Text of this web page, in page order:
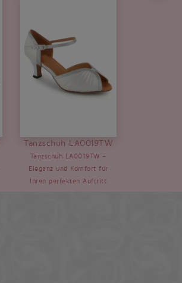
Tanzschuh LA0019TW
Tanzschuh LA0019TW –
Eleganz und Komfort für
Ihren perfekten Auftritt